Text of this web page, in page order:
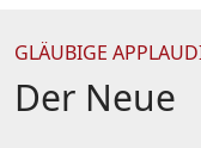
GLÄUBIGE
Der Neue